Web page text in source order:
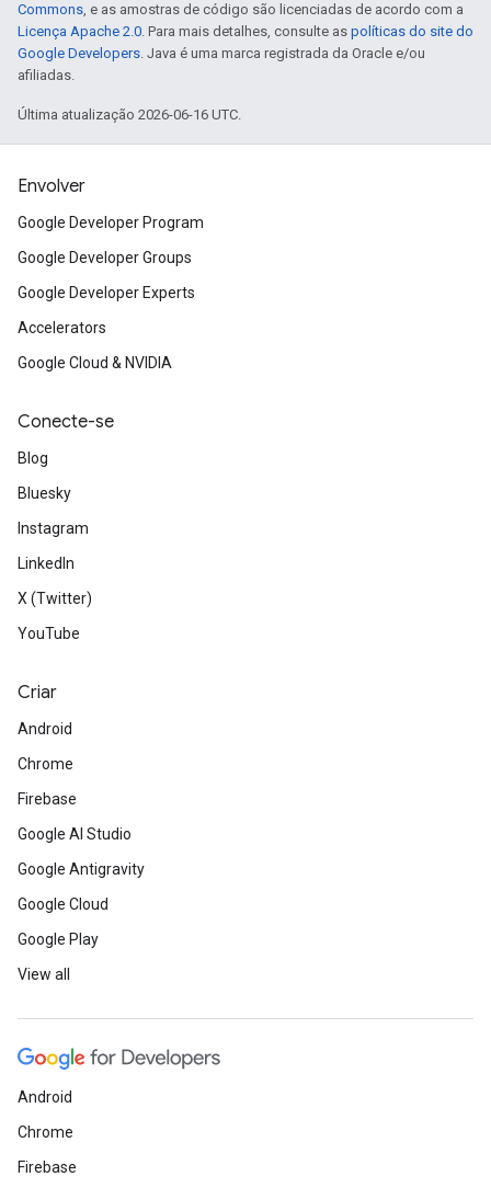
Commons, e as amostras de código são licenciadas de acordo com a
Licença Apache 2.0. Para mais detalhes, consulte as políticas do site do
Google Developers. Java é uma marca registrada da Oracle e/ou
afiliadas.
Última atualização 2026-06-16 UTC.
Envolver
Google Developer Program
Google Developer Groups
Google Developer Experts
Accelerators
Google Cloud & NVIDIA
Conecte-se
Blog
Bluesky
Instagram
LinkedIn
X (Twitter)
YouTube
Criar
Android
Chrome
Firebase
Google AI Studio
Google Antigravity
Google Cloud
Google Play
View all
Android
Chrome
Firebase